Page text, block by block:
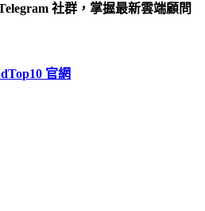
社群，掌握最新雲端顧問
官網